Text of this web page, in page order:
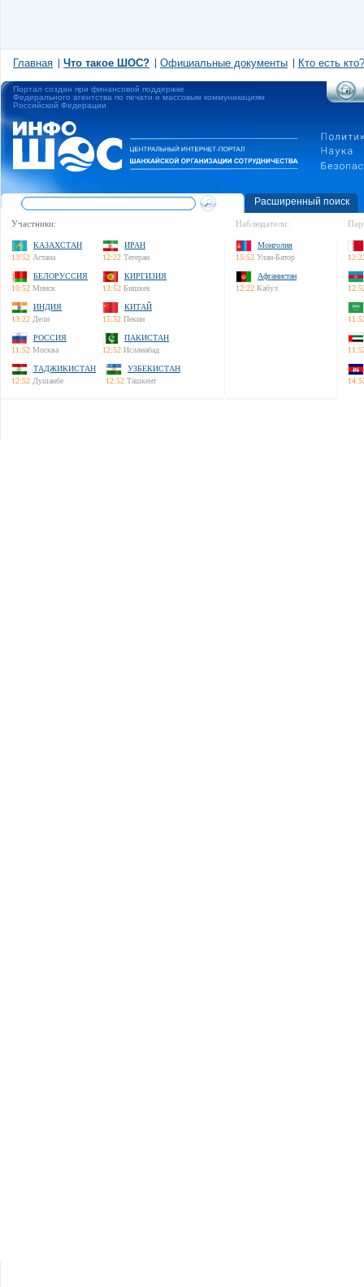
Главная Что такое ШОС? Официальные документы Кто есть кто?
Портал создан при финансовой поддержке
Федерального агентства по печати и массовым коммуникациям
Российской Федерации
Расширенный поиск
Участники:
КАЗАХСТАН
13:52 Астана
ИРАН
12:22 Тегеран
БЕЛОРУССИЯ
10:52 Минск
КИРГИЗИЯ
13:52 Бишкек
ИНДИЯ
13:22 Дели
КИТАЙ
15:52 Пекин
РОССИЯ
11:52 Москва
ПАКИСТАН
12:52 Исламабад
ТАДЖИКИСТАН
12:52 Душанбе
УЗБЕКИСТАН
12:52 Ташкент
Наблюдатели:
Монголия
15:52 Улан-Батор
Афганистан
12:22 Кабул